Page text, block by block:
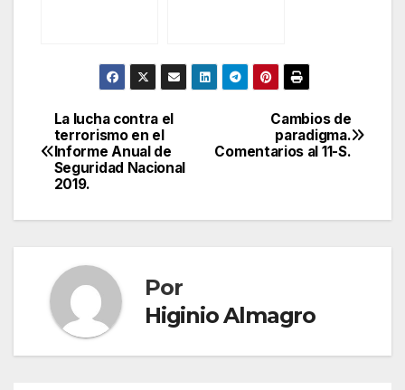
Navegación
de
Cambios de
paradigma.
Comentarios al 11-S.
La lucha contra el
terrorismo en el
Informe Anual de
Seguridad Nacional
2019.
Por
Higinio Almagro